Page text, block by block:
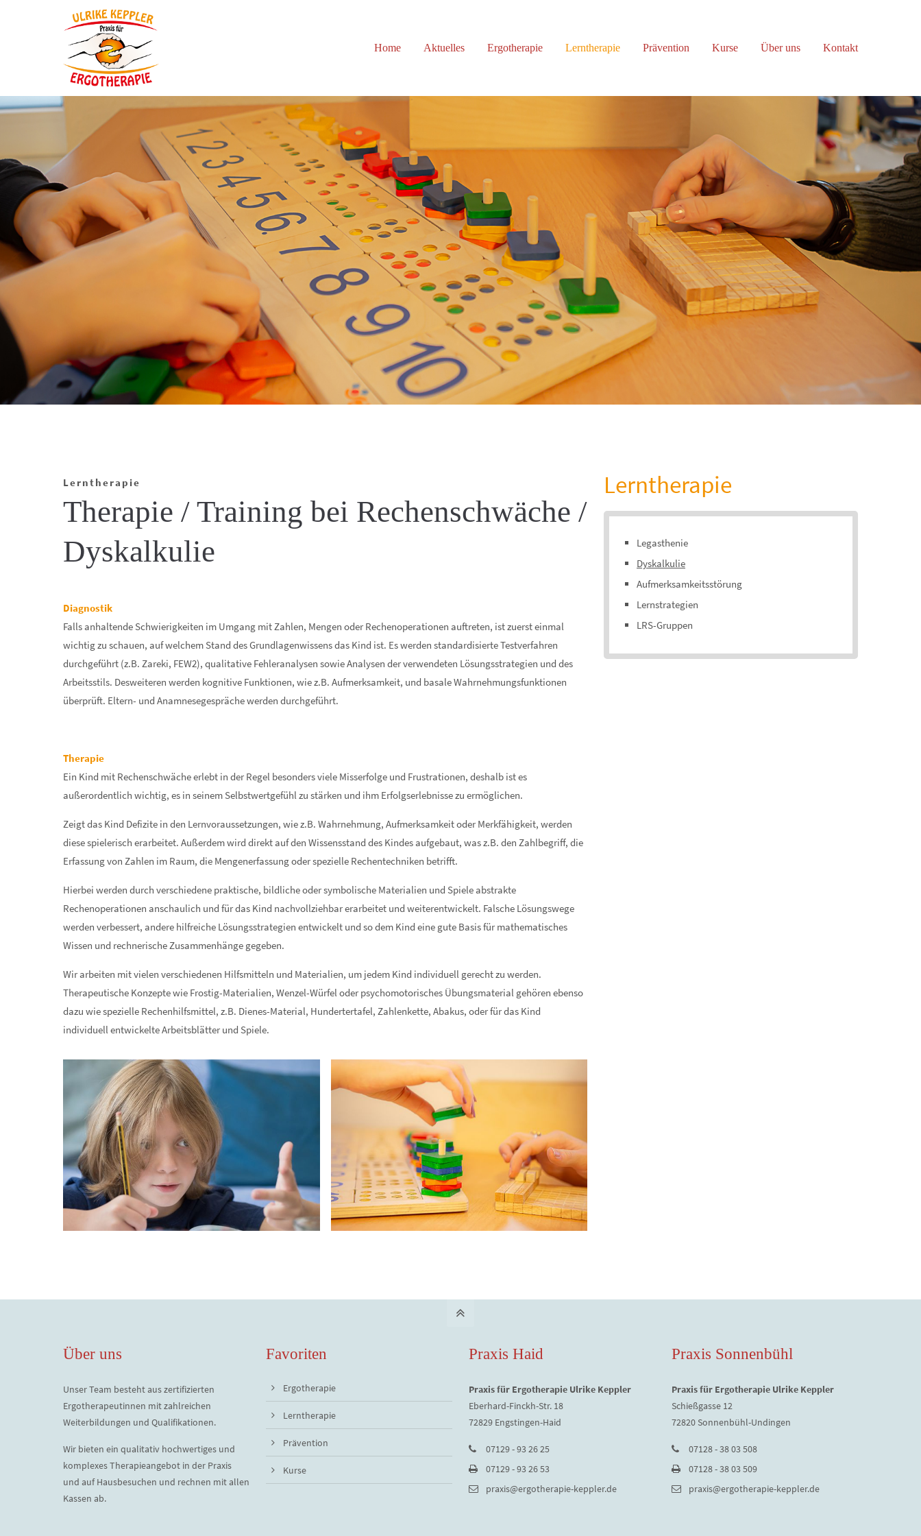
Login
Benutzername
Passwort
Anmelden
24h/ 365days
We offer support for our customers
Mon - Fri 8:00am - 5:00pm(GMT +1)
info@yourdomain.com
Aenean commodo ligula eget dolor.
Aenean massa. Cum sociis natoque
penatibus et magnis dis parturient
montes, nascetur ridiculus mus. Donec
quam felis, ultricies nec.
Home Aktuelles Ergotherapie Lerntherapie Prävention Kurse Über uns Kontakt
Lerntherapie
Therapie / Training bei Rechenschwäche /
Dyskalkulie
Diagnostik
Falls anhaltende Schwierigkeiten im Umgang mit Zahlen, Mengen oder Rechenoperationen auftreten, ist zuerst einmal
wichtig zu schauen, auf welchem Stand des Grundlagenwissens das Kind ist. Es werden standardisierte Testverfahren
durchgeführt (z.B. Zareki, FEW2), qualitative Fehleranalysen sowie Analysen der verwendeten Lösungsstrategien und des
Arbeitsstils. Desweiteren werden kognitive Funktionen, wie z.B. Aufmerksamkeit, und basale Wahrnehmungsfunktionen
überprüft. Eltern- und Anamnesegespräche werden durchgeführt.
Therapie
Ein Kind mit Rechenschwäche erlebt in der Regel besonders viele Misserfolge und Frustrationen, deshalb ist es
außerordentlich wichtig, es in seinem Selbstwertgefühl zu stärken und ihm Erfolgserlebnisse zu ermöglichen.
Zeigt das Kind Defizite in den Lernvoraussetzungen, wie z.B. Wahrnehmung, Aufmerksamkeit oder Merkfähigkeit, werden
diese spielerisch erarbeitet. Außerdem wird direkt auf den Wissensstand des Kindes aufgebaut, was z.B. den Zahlbegriff, die
Erfassung von Zahlen im Raum, die Mengenerfassung oder spezielle Rechentechniken betrifft.
Hierbei werden durch verschiedene praktische, bildliche oder symbolische Materialien und Spiele abstrakte
Rechenoperationen anschaulich und für das Kind nachvollziehbar erarbeitet und weiterentwickelt. Falsche Lösungswege
werden verbessert, andere hilfreiche Lösungsstrategien entwickelt und so dem Kind eine gute Basis für mathematisches
Wissen und rechnerische Zusammenhänge gegeben.
Wir arbeiten mit vielen verschiedenen Hilfsmitteln und Materialien, um jedem Kind individuell gerecht zu werden.
Therapeutische Konzepte wie Frostig-Materialien, Wenzel-Würfel oder psychomotorisches Übungsmaterial gehören ebenso
dazu wie spezielle Rechenhilfsmittel, z.B. Dienes-Material, Hundertertafel, Zahlenkette, Abakus, oder für das Kind
individuell entwickelte Arbeitsblätter und Spiele.
Lerntherapie
Legasthenie
Dyskalkulie
Aufmerksamkeitsstörung
Lernstrategien
LRS-Gruppen
Über uns
Unser Team besteht aus zertifizierten
Ergotherapeutinnen mit zahlreichen
Weiterbildungen und Qualifikationen.
Wir bieten ein qualitativ hochwertiges und
komplexes Therapieangebot in der Praxis
und auf Hausbesuchen und rechnen mit allen
Kassen ab.
Favoriten
Ergotherapie
Lerntherapie
Prävention
Kurse
Praxis Haid
Praxis für Ergotherapie Ulrike Keppler
Eberhard-Finckh-Str. 18
72829 Engstingen-Haid
07129 - 93 26 25
07129 - 93 26 53
praxis@ergotherapie-keppler.de
Praxis Sonnenbühl
Praxis für Ergotherapie Ulrike Keppler
Schießgasse 12
72820 Sonnenbühl-Undingen
07128 - 38 03 508
07128 - 38 03 509
praxis@ergotherapie-keppler.de